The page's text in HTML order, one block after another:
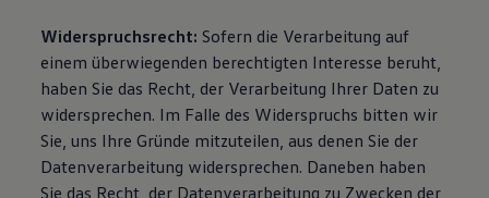
Widerspruchsrecht: Sofern die Verarbeitung auf
einem überwiegenden berechtigten Interesse beruht,
haben Sie das Recht, der Verarbeitung Ihrer Daten zu
widersprechen. Im Falle des Widerspruchs bitten wir
Sie, uns Ihre Gründe mitzuteilen, aus denen Sie der
Datenverarbeitung widersprechen. Daneben haben
Sie das Recht, der Datenverarbeitung zu Zwecken der